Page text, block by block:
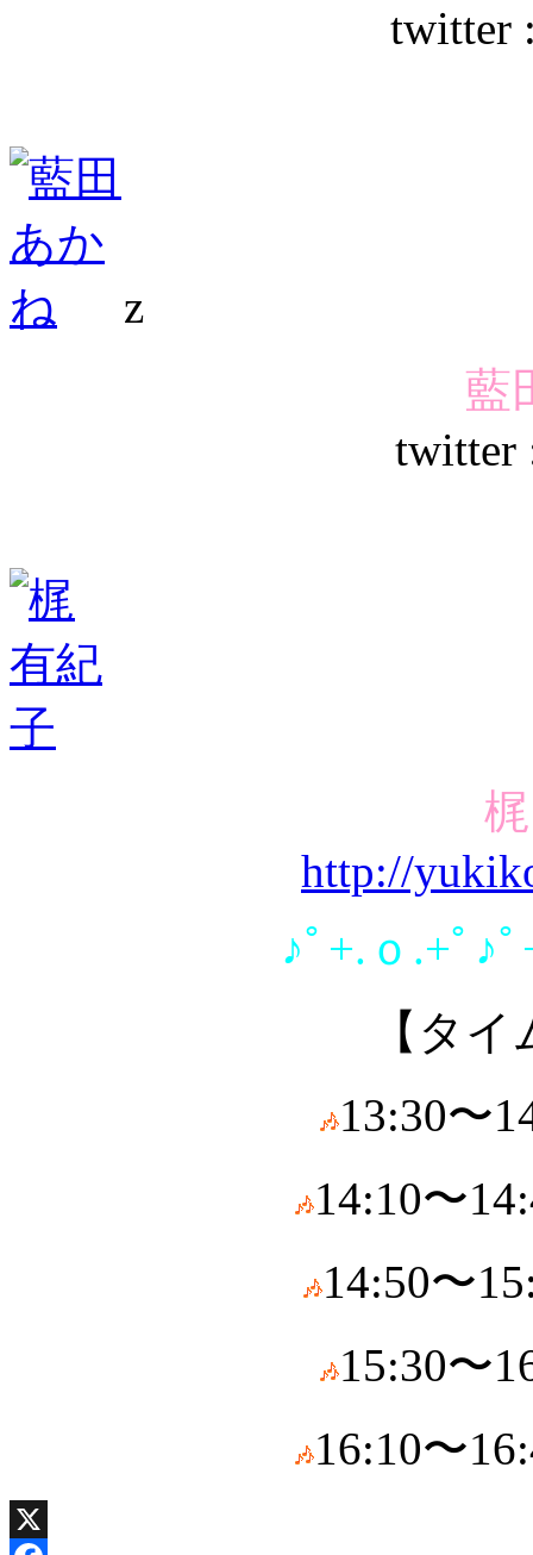
twitter
z
藍
twitter
http://
♪ﾟ+.ｏ.+ﾟ♪
【 タイ
13:30〜
14:10〜
14:50〜
15:30〜
16:10〜